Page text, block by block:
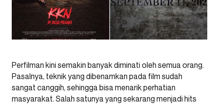
Perfilman kini semakin banyak diminati oleh semua orang.
Pasalnya, teknik yang dibenamkan pada film sudah
sangat canggih, sehingga bisa menarik perhatian
masyarakat. Salah satunya yang sekarang menjadi hits